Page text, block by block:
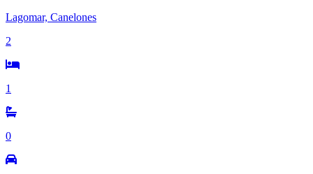
Lagomar, Canelones
2
1
0